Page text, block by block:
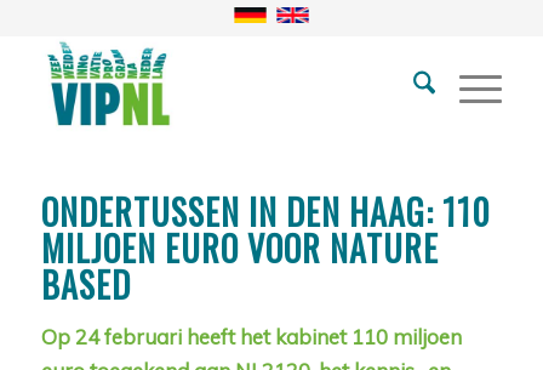
ONDERTUSSEN IN DEN HAAG: 110
MILJOEN EURO VOOR NATURE
BASED
Op 24 februari heeft het kabinet 110 miljoen